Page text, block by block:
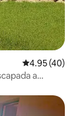
Calificación
4.95 (40)
a